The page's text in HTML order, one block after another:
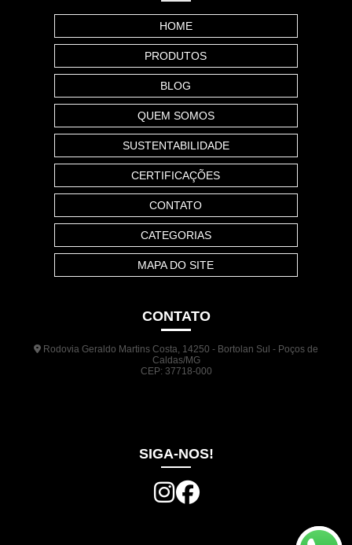
HOME
PRODUTOS
BLOG
QUEM SOMOS
SUSTENTABILIDADE
CERTIFICAÇÕES
CONTATO
CATEGORIAS
MAPA DO SITE
CONTATO
Rodovia Geraldo Martins Costa, 14250 - Bortolan Sul - Poços de
Caldas/MG
CEP: 37718-000
SIGA-NOS!